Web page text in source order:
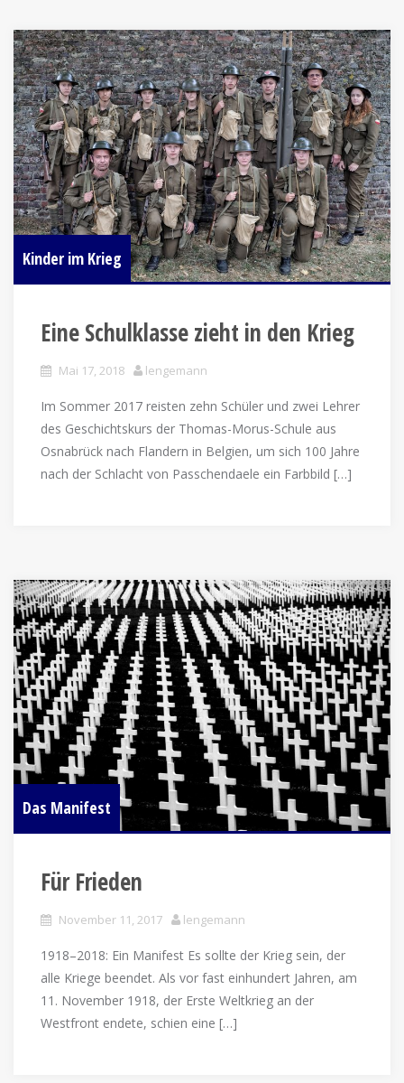
Kinder im Krieg
Eine Schulklasse zieht in den Krieg
Mai 17, 2018 lengemann
Im Sommer 2017 reisten zehn Schüler und zwei Lehrer
des Geschichtskurs der Thomas-Morus-Schule aus
Osnabrück nach Flandern in Belgien, um sich 100 Jahre
nach der Schlacht von Passchendaele ein Farbbild […]
Das Manifest
Für Frieden
November 11, 2017 lengemann
1918–2018: Ein Manifest Es sollte der Krieg sein, der
alle Kriege beendet. Als vor fast einhundert Jahren, am
11. November 1918, der Erste Weltkrieg an der
Westfront endete, schien eine […]